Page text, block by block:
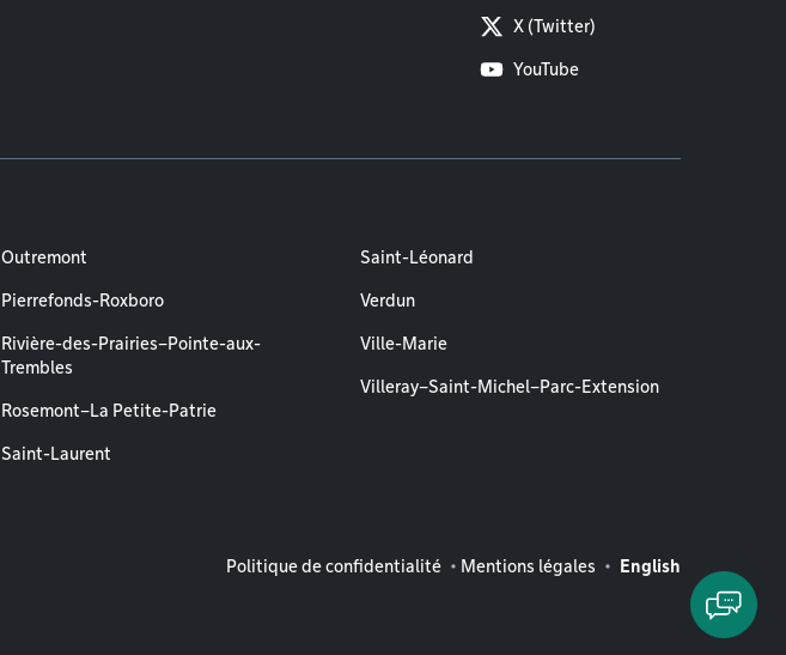
X (Twitter)
YouTube
Outremont
Pierrefonds-Roxboro
Rivière-des-Prairies–Pointe-aux-
Trembles
Rosemont–La Petite-Patrie
Saint-Laurent
Saint-Léonard
Verdun
Ville-Marie
Villeray–Saint-Michel–Parc-Extension
Mentions légales
Politique de confidentialité Mentions légales English